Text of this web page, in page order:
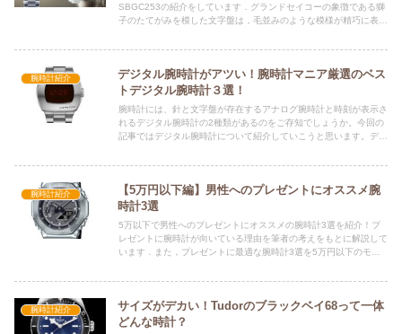
SBGC253の紹介をしています．グランドセイコーの象徴である獅
子のたてがみを模した文字盤は，毛並みのような模様が精巧に表現
腕時計紹介
デジタル腕時計がアツい！腕時計マニア厳選のベス
トデジタル腕時計３選！
腕時計には、針と文字盤が存在するアナログ腕時計と時刻が表示さ
れるデジタル腕時計の2種類があるのをご存知でしょうか。今回の
記事ではデジタル腕時計について紹介していこうと思います。デジ
腕時計紹介
【5万円以下編】男性へのプレゼントにオススメ腕
時計3選
5万以下で男性へのプレゼントにオススメの腕時計3選を紹介！プ
レゼントに腕時計が向いている理由を筆者の考えをもとに解説して
います．また，プレゼントに最適な腕時計3選を5万円以下のモデ
腕時計紹介
サイズがデカい！Tudorのブラックベイ68って一体
どんな時計？